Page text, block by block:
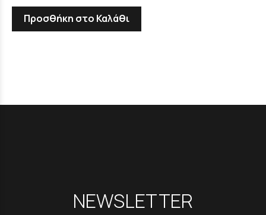
Προσθήκη στο Καλάθι
NEWSLETTER